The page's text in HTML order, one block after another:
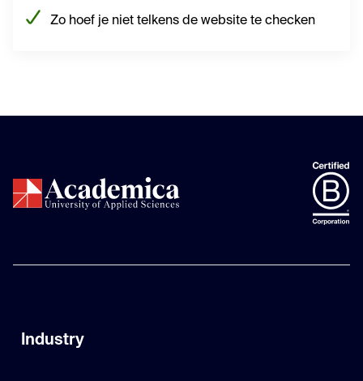
Zo hoef je niet telkens de website te checken
Industry